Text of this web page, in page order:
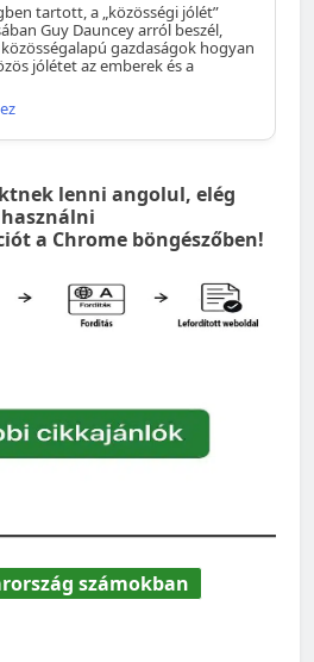
tartott, a „közösségi jólét”
Guy Dauncey arról beszél,
gazdaságok hogyan
jólétet az emberek és a
lenni angolul, elég
használni
a Chrome böngészőben!
számokban